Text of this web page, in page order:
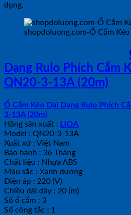
dụng.
shopdoluong.com-Ổ Cắm
Dạng Rulo Phích Cắm
QN20-3-13A (20m)
Ổ Cắm Kéo Dài Dạng Rulo Phích
3-13A (20m)
Hãng sản xuất : LIOA
Model : QN20-3-13A
Xuất xứ : Việt Nam
Bảo hành : 36 Tháng
Chất liệu : Nhựa ABS
Màu sắc : Xanh dương
Điện áp : 220 (V)
Chiều dài dây : 20 (m)
Số ổ cắm : 3
Số công tắc : 1